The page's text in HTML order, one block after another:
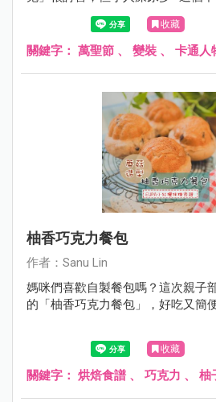
公主，搞到最後大家都撞衣、因為
收藏
關鍵字： 萬聖節 、 變裝 、 卡通人
柚香巧克力餐包
作者：Sanu Lin
媽咪們喜歡自製餐包嗎？這次親子
的「柚香巧克力餐包」，好吃又簡
收藏
關鍵字： 烘焙食譜 、 巧克力 、 柚